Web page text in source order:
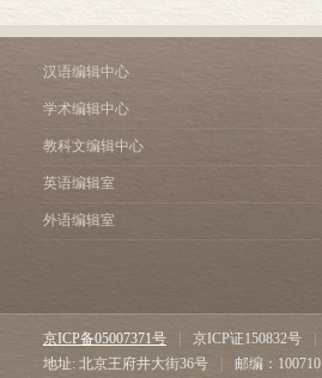
汉语编辑中心
学术编辑中心
教科文编辑中心
英语编辑室
外语编辑室
京ICP备05007371号 京ICP证150832号
地址: 北京王府井大街36号
邮编：100710